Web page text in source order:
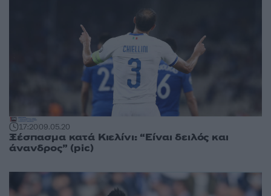
17:2009.05.20
Ξέσπασμα κατά Κιελίνι: “Είναι δειλός και
άνανδρος” (pic)